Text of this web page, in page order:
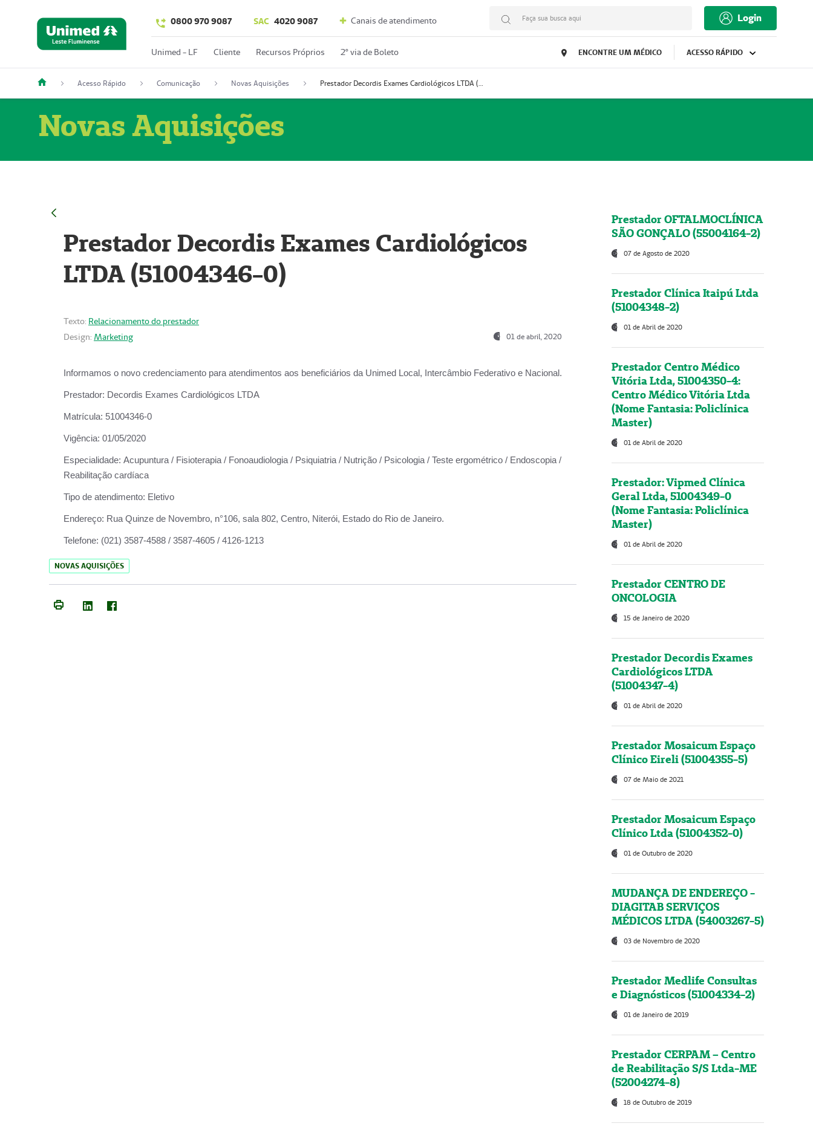
0800 970 9087 SAC 4020 9087 Canais de atendimento Faça sua busca aqui Login
Unimed - LF Cliente Recursos Próprios 2º via de Boleto ENCONTRE UM MÉDICO ACESSO RÁPIDO
Acesso Rápido Comunicação Novas Aquisições Prestador Decordis Exames Cardiológicos LTDA (51004346-0)
Novas Aquisições
Prestador Decordis Exames Cardiológicos
LTDA (51004346-0)
Texto: Relacionamento do prestador
Design: Marketing 01 de abril, 2020
Informamos o novo credenciamento para atendimentos aos beneficiários da Unimed Local, Intercâmbio Federativo e Nacional.
Prestador: Decordis Exames Cardiológicos LTDA
Matrícula: 51004346-0
Vigência: 01/05/2020
Especialidade: Acupuntura / Fisioterapia / Fonoaudiologia / Psiquiatria / Nutrição / Psicologia / Teste ergométrico / Endoscopia /
Reabilitação cardíaca
Tipo de atendimento: Eletivo
Endereço: Rua Quinze de Novembro, n°106, sala 802, Centro, Niterói, Estado do Rio de Janeiro.
Telefone: (021) 3587-4588 / 3587-4605 / 4126-1213
NOVAS AQUISIÇÕES
Prestador OFTALMOCLÍNICA
SÃO GONÇALO (55004164-2)
07 de Agosto de 2020
Prestador Clínica Itaipú Ltda
(51004348-2)
01 de Abril de 2020
Prestador Centro Médico
Vitória Ltda, 51004350-4:
Centro Médico Vitória Ltda
(Nome Fantasia: Policlínica
Master)
01 de Abril de 2020
Prestador: Vipmed Clínica
Geral Ltda, 51004349-0
(Nome Fantasia: Policlínica
Master)
01 de Abril de 2020
Prestador CENTRO DE
ONCOLOGIA
15 de Janeiro de 2020
Prestador Decordis Exames
Cardiológicos LTDA
(51004347-4)
01 de Abril de 2020
Prestador Mosaicum Espaço
Clínico Eireli (51004355-5)
07 de Maio de 2021
Prestador Mosaicum Espaço
Clínico Ltda (51004352-0)
01 de Outubro de 2020
MUDANÇA DE ENDEREÇO -
DIAGITAB SERVIÇOS
MÉDICOS LTDA (54003267-5)
03 de Novembro de 2020
Prestador Medlife Consultas
e Diagnósticos (51004334-2)
01 de Janeiro de 2019
Prestador CERPAM – Centro
de Reabilitação S/S Ltda-ME
(52004274-8)
18 de Outubro de 2019